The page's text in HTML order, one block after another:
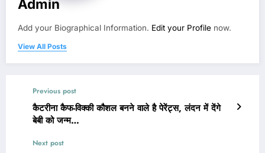
Admin
Add your Biographical Information. Edit your Profile now.
View All Posts
Previous post
कैटरीना कैफ-विक्की कौशल बनने वाले है पेरेंट्स, लंदन में देंगे
बेबी को जन्म…
Next post